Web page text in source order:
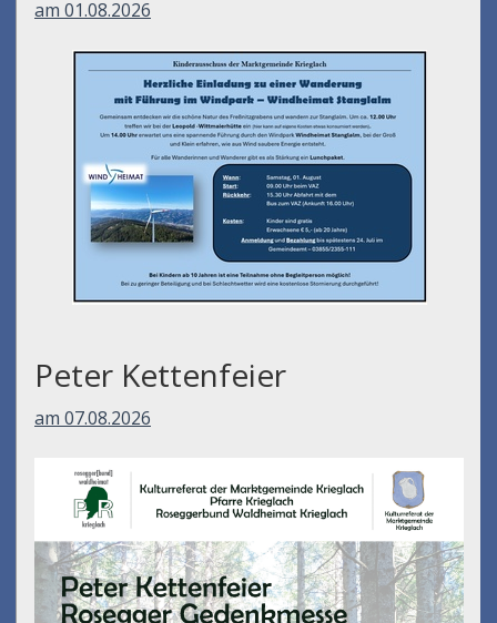
am 01.08.2026
Peter Kettenfeier
am 07.08.2026